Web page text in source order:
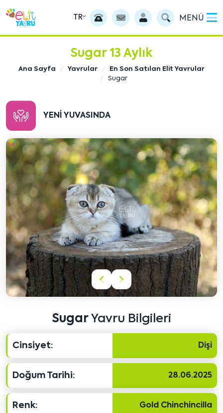
TR MENÜ
Sugar 13 Aylık
Ana Sayfa Yavrular
En Son Satılan Elit Yavrular
Sugar
YENI YUVASINDA
Önceki
içeriği
Sonraki
içeriği
SugarYavru Bilgileri
Cinsiyet: Dişi
Doğum Tarihi: 28.06.2025
Renk: Gold Chinchincilla